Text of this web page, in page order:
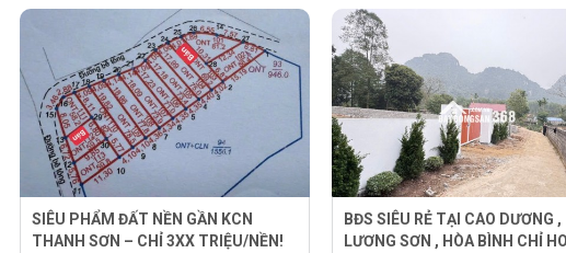
SIÊU PHẨM ĐẤT NỀN GẦN KCN
THANH SƠN – CHỈ 3XX TRIỆU/NỀN!
BĐS SIÊU RẺ TẠI CAO DƯƠNG ,
LƯƠNG SƠN , HÒA BÌNH CHỈ